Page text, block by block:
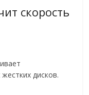
скорость
дисков.